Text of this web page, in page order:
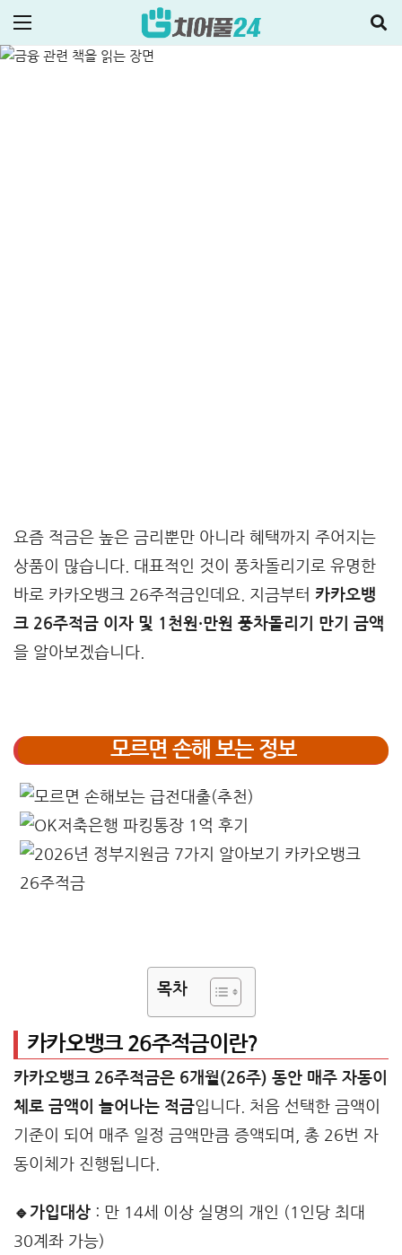
비상금대출·금융정보
요즘 적금은 높은 금리뿐만 아니라 혜택까지 주어지는
상품이 많습니다. 대표적인 것이 풍차돌리기로 유명한
바로 카카오뱅크 26주적금인데요. 지금부터 카카오뱅
크 26주적금 이자 및 1천원·만원 풍차돌리기 만기 금액
을 알아보겠습니다.
모르면 손해 보는 정보
목차
카카오뱅크 26주적금이란?
카카오뱅크 26주적금은 6개월(26주) 동안 매주 자동이
체로 금액이 늘어나는 적금입니다. 처음 선택한 금액이
기준이 되어 매주 일정 금액만큼 증액되며, 총 26번 자
동이체가 진행됩니다.
🔹가입대상 : 만 14세 이상 실명의 개인 (1인당 최대
30계좌 가능)